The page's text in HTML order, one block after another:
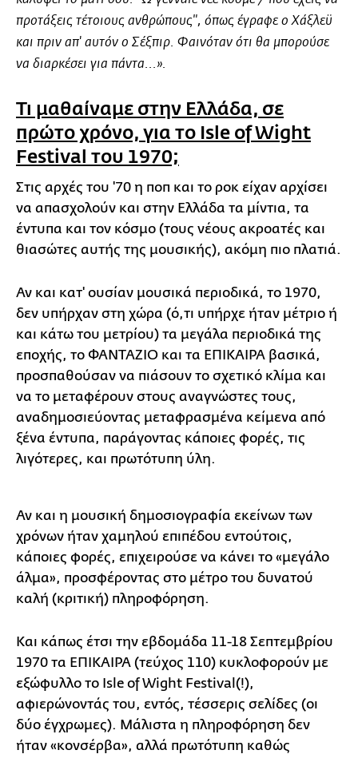
προτάξεις τέτοιους ανθρώπους", όπως έγραφε ο Χάξλεϋ
και πριν απ' αυτόν ο Σέξπιρ. Φαινόταν ότι θα μπορούσε
να διαρκέσει για πάντα...».
Τι μαθαίναμε στην Ελλάδα, σε
πρώτο χρόνο, για το Isle of Wight
Festival του 1970;
Στις αρχές του '70 η ποπ και το ροκ είχαν αρχίσει
να απασχολούν και στην Ελλάδα τα μίντια, τα
έντυπα και τον κόσμο (τους νέους ακροατές και
θιασώτες αυτής της μουσικής), ακόμη πιο πλατιά.
Αν και κατ' ουσίαν μουσικά περιοδικά, το 1970,
δεν υπήρχαν στη χώρα (ό,τι υπήρχε ήταν μέτριο ή
και κάτω του μετρίου) τα μεγάλα περιοδικά της
εποχής, το ΦΑΝΤΑΖΙΟ και τα ΕΠΙΚΑΙΡΑ βασικά,
προσπαθούσαν να πιάσουν το σχετικό κλίμα και
να το μεταφέρουν στους αναγνώστες τους,
αναδημοσιεύοντας μεταφρασμένα κείμενα από
ξένα έντυπα, παράγοντας κάποιες φορές, τις
λιγότερες, και πρωτότυπη ύλη.
Αν και η μουσική δημοσιογραφία εκείνων των
χρόνων ήταν χαμηλού επιπέδου εντούτοις,
κάποιες φορές, επιχειρούσε να κάνει το «μεγάλο
άλμα», προσφέροντας στο μέτρο του δυνατού
καλή (κριτική) πληροφόρηση.
Και κάπως έτσι την εβδομάδα 11-18 Σεπτεμβρίου
1970 τα ΕΠΙΚΑΙΡΑ (τεύχος 110) κυκλοφορούν με
εξώφυλλο το Isle of Wight Festival(!),
αφιερώνοντάς του, εντός, τέσσερις σελίδες (οι
δύο έγχρωμες). Μάλιστα η πληροφόρηση δεν
ήταν «κονσέρβα», αλλά πρωτότυπη καθώς